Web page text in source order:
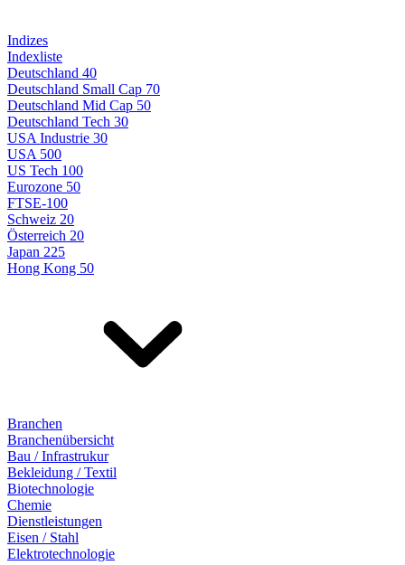
Indizes
Indexliste
Deutschland 40
Deutschland Small Cap 70
Deutschland Mid Cap 50
Deutschland Tech 30
USA Industrie 30
USA 500
US Tech 100
Eurozone 50
FTSE-100
Schweiz 20
Österreich 20
Japan 225
Hong Kong 50
Branchen
Branchenübersicht
Bau / Infrastrukur
Bekleidung / Textil
Biotechnologie
Chemie
Dienstleistungen
Eisen / Stahl
Elektrotechnologie